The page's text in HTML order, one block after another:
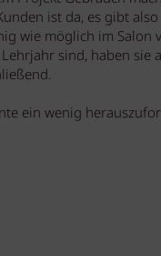
ist da, es gibt
wie möglich im Salon
sind, haben sie
ein wenig